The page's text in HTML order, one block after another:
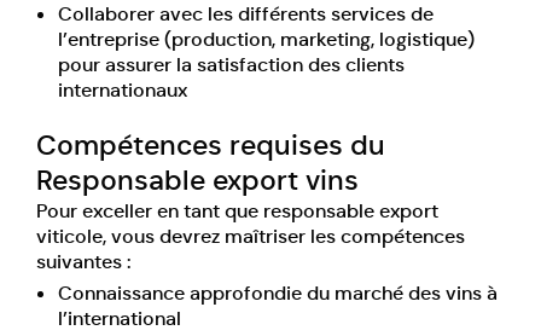
Collaborer avec les différents services de
l’entreprise (production, marketing, logistique)
pour assurer la satisfaction des clients
internationaux
Compétences requises du
Responsable export vins
Pour exceller en tant que responsable export
viticole, vous devrez maîtriser les compétences
suivantes :
Connaissance approfondie du marché des vins à
l’international